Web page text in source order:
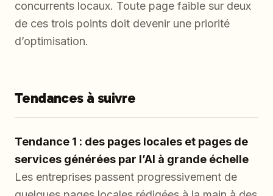
concurrents locaux. Toute page faible sur deux
de ces trois points doit devenir une priorité
d’optimisation.
Tendances à suivre
Tendance 1 : des pages locales et pages de
services générées par l’AI à grande échelle
Les entreprises passent progressivement de